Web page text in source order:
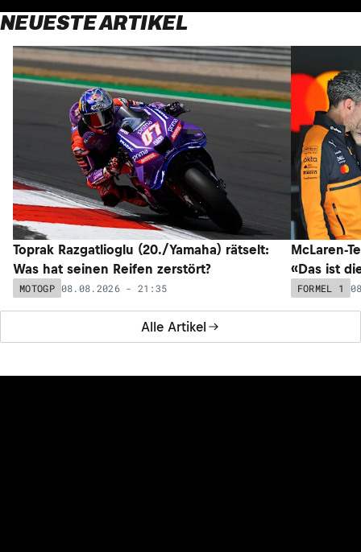
NEUESTE ARTIKEL
Alle Artikel
Toprak Razgatlioglu (20./Yamaha) rätselt:
Was hat seinen Reifen zerstört?
MOTOGP 08.08.2026 - 21:35
McLaren-
«Das ist
FORMEL 1